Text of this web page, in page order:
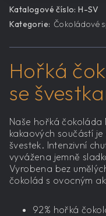
Katalogové číslo: H-SV
Kategorie: Čokoládové
Hořká
se
Naše hořká čokoláda
kakaových součástí
švestek. Intenzivní
vyvážena jemně
Vyrobena bez
čokolád s ovocným
92% hořká